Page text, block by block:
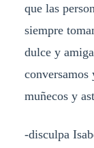
que las
siempre
dulce y
conversamos
muñecos y
-disculpa